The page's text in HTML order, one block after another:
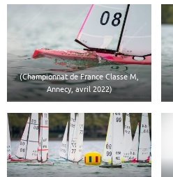
(Championnat de France Classe M,
Annecy, avril 2022)